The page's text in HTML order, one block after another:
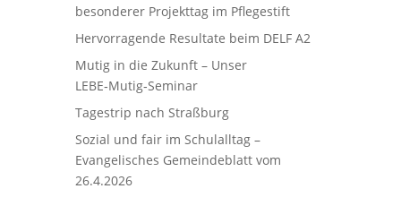
besonderer Projekttag im Pflegestift
Hervorragende Resultate beim DELF A2
Mutig in die Zukunft – Unser
LEBE‑Mutig‑Seminar
Tagestrip nach Straßburg
Sozial und fair im Schulalltag –
Evangelisches Gemeindeblatt vom
26.4.2026